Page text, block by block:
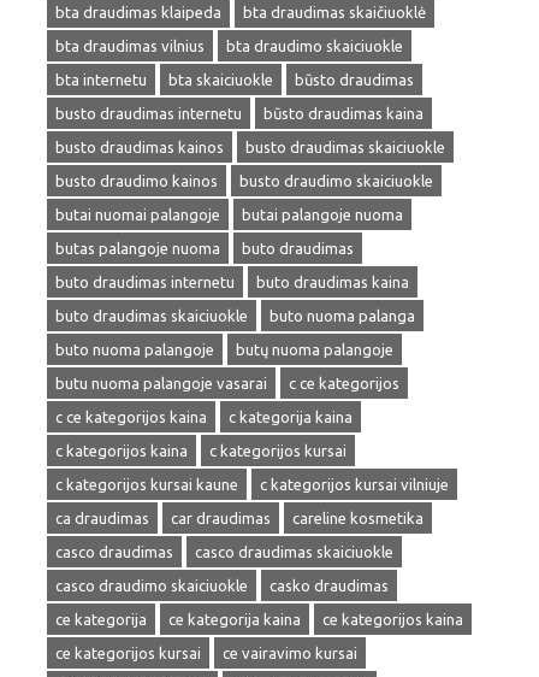
bta draudimas klaipeda
bta draudimas skaičiuoklė
bta draudimas vilnius
bta draudimo skaiciuokle
bta internetu
bta skaiciuokle
būsto draudimas
busto draudimas internetu
būsto draudimas kaina
busto draudimas kainos
busto draudimas skaiciuokle
busto draudimo kainos
busto draudimo skaiciuokle
butai nuomai palangoje
butai palangoje nuoma
butas palangoje nuoma
buto draudimas
buto draudimas internetu
buto draudimas kaina
buto draudimas skaiciuokle
buto nuoma palanga
buto nuoma palangoje
butų nuoma palangoje
butu nuoma palangoje vasarai
c ce kategorijos
c ce kategorijos kaina
c kategorija kaina
c kategorijos kaina
c kategorijos kursai
c kategorijos kursai kaune
c kategorijos kursai vilniuje
ca draudimas
car draudimas
careline kosmetika
casco draudimas
casco draudimas skaiciuokle
casco draudimo skaiciuokle
casko draudimas
ce kategorija
ce kategorija kaina
ce kategorijos kaina
ce kategorijos kursai
ce vairavimo kursai